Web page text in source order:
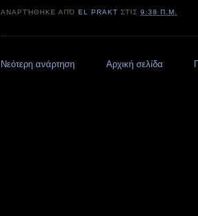
ΑΝΑΡΤΉΘΗΚΕ ΑΠΌEL PRAKT ΣΤΙΣ9:38 Π.Μ.
Νεότερη ανάρτηση Αρχική σελίδα